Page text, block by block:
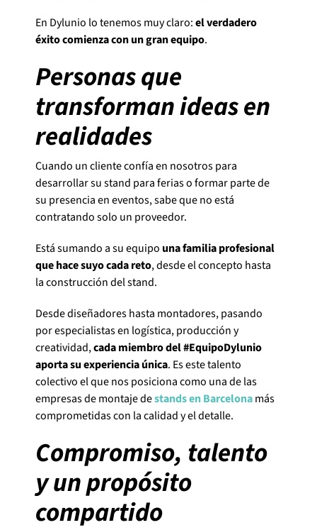
En Dylunio lo tenemos muy claro:el verdadero
éxito comienza con un gran equipo.
Personas que
transforman ideas en
realidades
Cuando un cliente confía en nosotros para
desarrollar su stand para ferias o formar parte de
su presencia en eventos, sabe que no está
contratando solo un proveedor.
Está sumando a su equipo una familia profesional
que hace suyo cada reto, desde el concepto hasta
la construcción del stand.
Desde diseñadores hasta montadores, pasando
por especialistas en logística, producción y
creatividad,cada miembro del #EquipoDylunio
aporta su experiencia única. Es este talento
colectivo el que nos posiciona como una de las
empresas de montaje destands en Barcelonamás
comprometidas con la calidad y el detalle.
Compromiso, talento
y un propósito
compartido